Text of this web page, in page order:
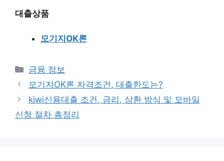
대출상품
모기지OK론
카
테
리
금융 정보
모기지OK론 자격조건, 대출한도는?
kiwi신용대출 조건, 금리, 상환 방식 및 모바일
신청 절차 총정리